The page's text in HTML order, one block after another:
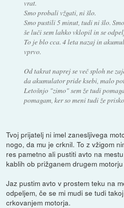
vrat.
Smo probali vžgati, ni šlo.
Smo pustili 5 minut, tudi ni šlo.
še luči sem lahko vklopil in se
To je blo cca. 4 leta nazaj in
vprvo.
Od takrat naprej se več sploh ne
da akumulator pride ksebi, malo
Letošnjo "zimo" sem že tudi
pomagam, ker so meni tudi že
Tvoj prijatelj ni imel zanesljivega
nogo, da mu je crknil. To z vžigom
res pametno ali pustiti avto na
kablih ob prižganem drugem
Jaz pustim avto v prostem teku na
odpeljem, če se mi mudi se tudi
crkovanjem motorja.